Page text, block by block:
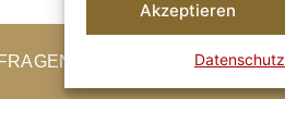
Akzeptieren
+43